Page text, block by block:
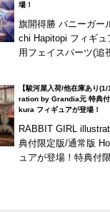
場！
旗開得勝 バニーガー
chi Hapitopi フィギュ
用フェイスパーツ(追
【駿河屋入荷/他在庫あり
ration by Grandia元 特典
kura フィギュアが登場！
RABBIT GIRL
典付限定版/通常版
ュアが登場！特典付